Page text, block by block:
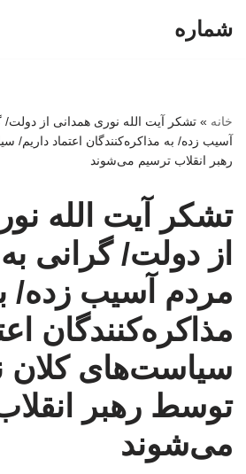
شماره
خانه » تشکر آیت الله نوری همدانی از
آسیب زده/ به مذاکره‌کنندگان اعتماد
رهبر انقلاب ترسیم می‌شوند
تشکر آیت الله
از دولت/ گرانی
مردم آسیب زده/
مذاکره‌کنندگان
سیاست‌های کلان
توسط رهبر
می‌شوند